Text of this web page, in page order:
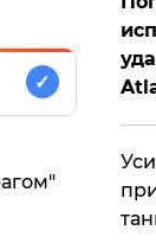
✓